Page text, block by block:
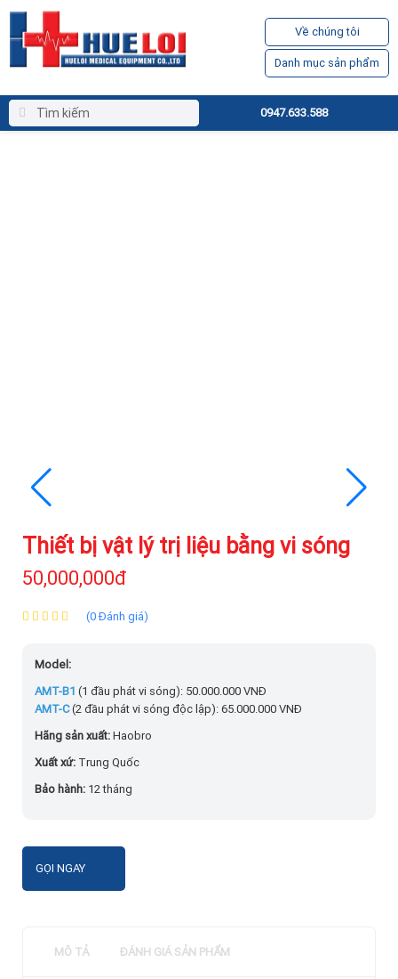
Về chúng tôi
Danh mục sản phẩm
0947.633.588
Thiết bị vật lý trị liệu bằng vi sóng
50,000,000đ
(0 Đánh giá)
Model:
AMT-B1 (1 đầu phát vi sóng): 50.000.000 VNĐ
AMT-C(2 đầu phát vi sóng độc lập): 65.000.000 VNĐ
Hãng sản xuất:Haobro
Xuất xứ: Trung Quốc
Bảo hành: 12 tháng
GỌI NGAY
MÔ TẢ ĐÁNH GIÁ SẢN PHẨM